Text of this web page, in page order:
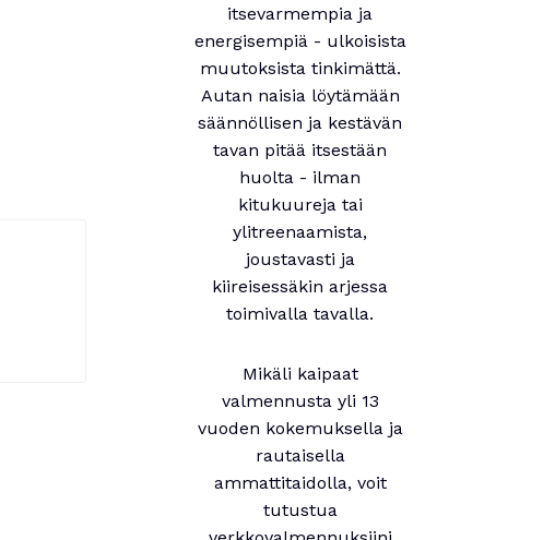
itsevarmempia ja
energisempiä - ulkoisista
muutoksista tinkimättä.
Autan naisia löytämään
säännöllisen ja kestävän
tavan pitää itsestään
huolta - ilman
kitukuureja tai
ylitreenaamista,
joustavasti ja
kiireisessäkin arjessa
toimivalla tavalla.
Mikäli kaipaat
valmennusta yli 13
vuoden kokemuksella ja
rautaisella
ammattitaidolla, voit
tutustua